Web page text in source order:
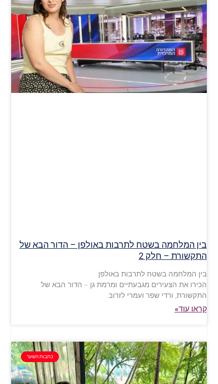
בין המלחמה בשטח לתרבות באולפן – הדור הבא של
התקשורת – חלק 2
בין המלחמה בשטח לתרבות באולפן
הכירו את הצעירים מגבעתיים ומרמת גן – הדור הבא של
התקשורת, ורדי שפר ועמרי לזרוב
קראו עוד»
כתבות השער